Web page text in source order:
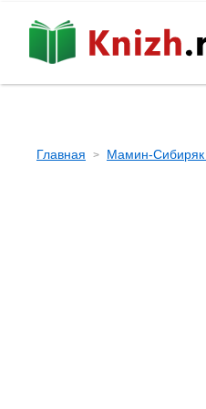
Главная Мамин-Сибиряк